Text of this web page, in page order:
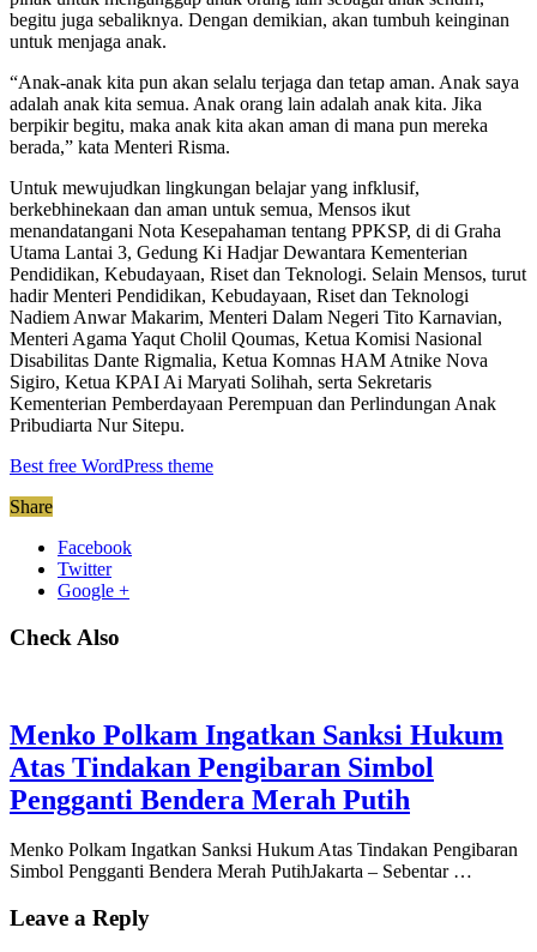
begitu juga sebaliknya. Dengan demikian, akan tumbuh keinginan
untuk menjaga anak.
“Anak-anak kita pun akan selalu terjaga dan tetap aman. Anak saya
adalah anak kita semua. Anak orang lain adalah anak kita. Jika
berpikir begitu, maka anak kita akan aman di mana pun mereka
berada,” kata Menteri Risma.
Untuk mewujudkan lingkungan belajar yang infklusif,
berkebhinekaan dan aman untuk semua, Mensos ikut
menandatangani Nota Kesepahaman tentang PPKSP, di di Graha
Utama Lantai 3, Gedung Ki Hadjar Dewantara Kementerian
Pendidikan, Kebudayaan, Riset dan Teknologi. Selain Mensos, turut
hadir Menteri Pendidikan, Kebudayaan, Riset dan Teknologi
Nadiem Anwar Makarim, Menteri Dalam Negeri Tito Karnavian,
Menteri Agama Yaqut Cholil Qoumas, Ketua Komisi Nasional
Disabilitas Dante Rigmalia, Ketua Komnas HAM Atnike Nova
Sigiro, Ketua KPAI Ai Maryati Solihah, serta Sekretaris
Kementerian Pemberdayaan Perempuan dan Perlindungan Anak
Pribudiarta Nur Sitepu.
Best free WordPress theme
Share
Facebook
Twitter
Google +
Check Also
Menko Polkam Ingatkan Sanksi Hukum
Atas Tindakan Pengibaran Simbol
Pengganti Bendera Merah Putih
Menko Polkam Ingatkan Sanksi Hukum Atas Tindakan Pengibaran
Simbol Pengganti Bendera Merah PutihJakarta – Sebentar …
Leave a Reply